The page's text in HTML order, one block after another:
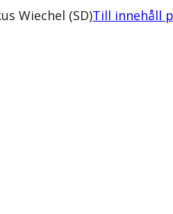
Wiechel (SD)Till innehåll